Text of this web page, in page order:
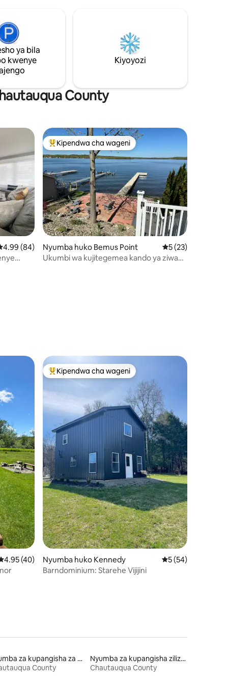
la
kwa
Oar
Fredonia, maili 3 kutoka Ziwa Erie; umbali
wa dakika 35 kwa gari kutoka Taasisi ya
Chautauqua; & saa 1 kutoka Niagara Falls,
kasinon na vituo vya kuteleza kwenye
ya bila
kwenye
Kiyoyozi
County
33
wa wastani wa 4.99 kati ya 5, tathmini 84
4.99 (84)
Kipendwa maarufu cha wageni
Kipendwa cha wageni
Nyumba huko Bemus Point Ukadiriaji wa
5 (23)
Ukumbi wa kujitegemea kando ya ziwa
23
wa wastani wa 4.95 kati ya 5, tathmini 40
4.95 (40)
Kipendwa maarufu cha wageni
Kipendwa cha wageni
Nyumba huko Kennedy Ukadiriaji wa
5 (54)
Barndominium: Starehe Vijijini
Nyumba za kupangisha za ufukweni
County
Nyumba za kupangisha zilizo na ufikiaji wa ziwa
Chautauqua County